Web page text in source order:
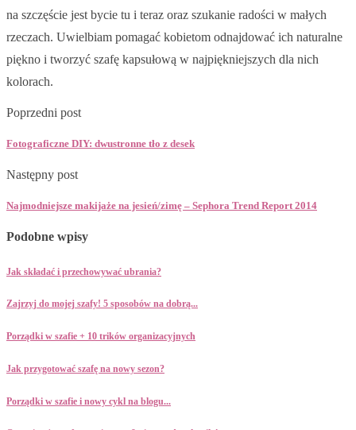
na szczęście jest bycie tu i teraz oraz szukanie radości w małych
rzeczach. Uwielbiam pomagać kobietom odnajdować ich naturalne
piękno i tworzyć szafę kapsułową w najpiękniejszych dla nich
kolorach.
Poprzedni post
Fotograficzne DIY: dwustronne tło z desek
Następny post
Najmodniejsze makijaże na jesień/zimę – Sephora Trend Report 2014
Podobne wpisy
Jak składać i przechowywać ubrania?
Zajrzyj do mojej szafy! 5 sposobów na dobrą...
Porządki w szafie + 10 trików organizacyjnych
Jak przygotować szafę na nowy sezon?
Porządki w szafie i nowy cykl na blogu...